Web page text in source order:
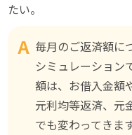
たい。
毎月のご返済額に
シミュレーション
額は、お借入金額
元利均等返済、元
でも変わってきま